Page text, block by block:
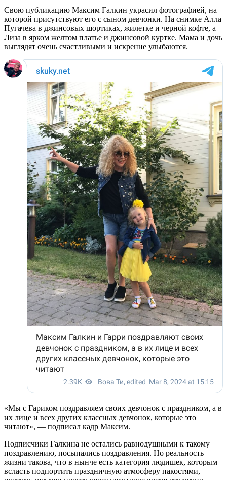
Свою публикацию Максим Галкин украсил фотографией, на
которой присутствуют его с сыном девчонки. На снимке Алла
Пугачева в джинсовых шортиках, жилетке и черной кофте, а
Лиза в ярком желтом платье и джинсовой куртке. Мама и дочь
выглядят очень счастливыми и искренне улыбаются.
«Мы с Гариком поздравляем своих девчонок с праздником, а в
их лице и всех других классных девчонок, которые это
читают», — подписал кадр Максим.
Подписчики Галкина не остались равнодушными к такому
поздравлению, посыпались поздравления. Но реальность
жизни такова, что в нынче есть категория людишек, которым
всласть подпортить праздничную атмосферу пакостями,